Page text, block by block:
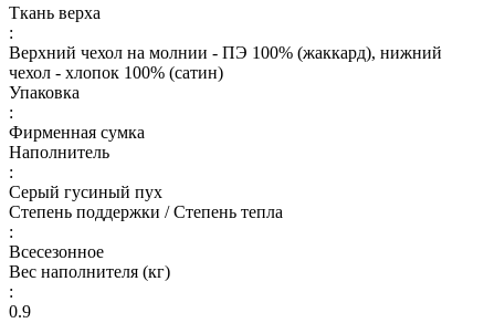
Ткань верха
:
Верхний чехол на молнии - ПЭ 100% (жаккард), нижний
чехол - хлопок 100% (сатин)
Упаковка
:
Фирменная сумка
Наполнитель
:
Серый гусиный пух
Степень поддержки / Степень тепла
:
Всесезонное
Вес наполнителя (кг)
:
0.9